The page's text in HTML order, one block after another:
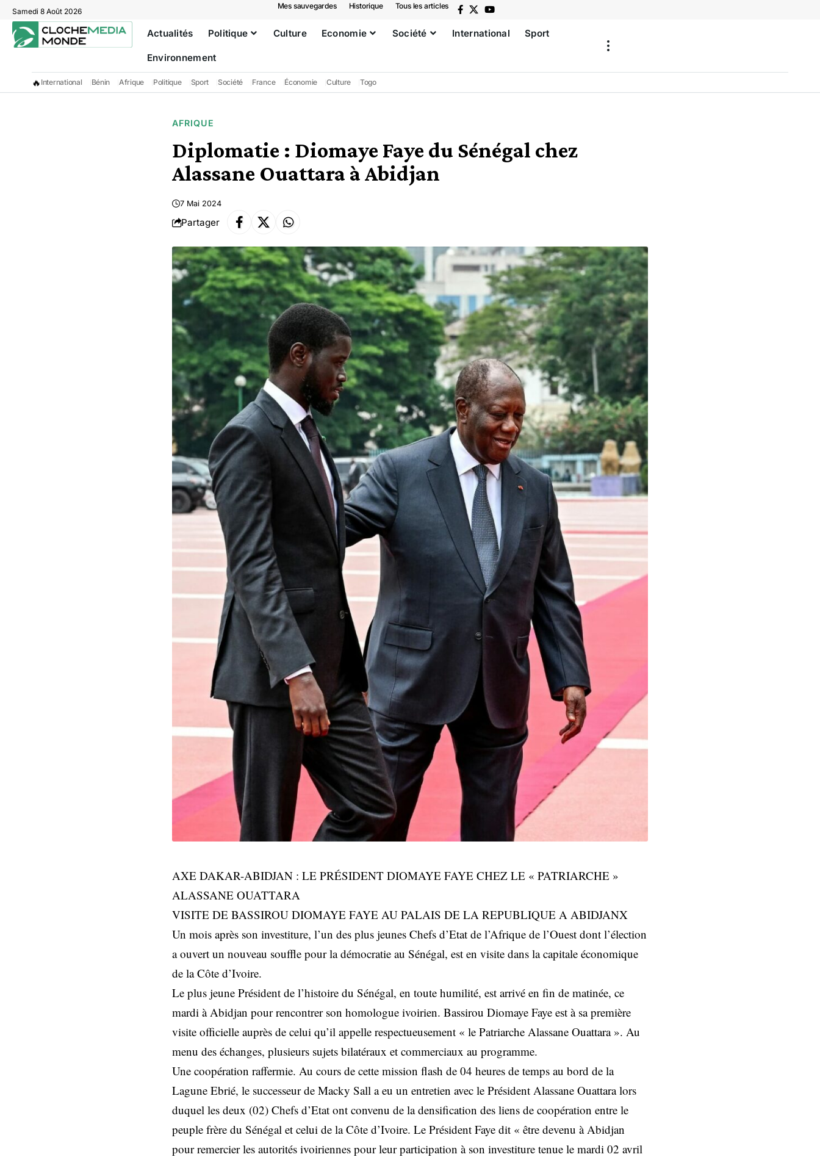
Samedi 8 Août 2026
Mes sauvegardes Historique Tous les articles
Actualités Politique Culture Economie Société International Sport
Environnement
🔥 International Bénin Afrique Politique Sport Société France Économie Culture Togo
AFRIQUE
Diplomatie : Diomaye Faye du Sénégal chez
Alassane Ouattara à Abidjan
7 Mai 2024
Partager
AXE DAKAR-ABIDJAN : LE PRÉSIDENT DIOMAYE FAYE CHEZ LE « PATRIARCHE »
ALASSANE OUATTARA
VISITE DE BASSIROU DIOMAYE FAYE AU PALAIS DE LA REPUBLIQUE A ABIDJANX
Un mois après son investiture, l’un des plus jeunes Chefs d’Etat de l’Afrique de l’Ouest dont l’élection
a ouvert un nouveau souffle pour la démocratie au Sénégal, est en visite dans la capitale économique
de la Côte d’Ivoire.
Le plus jeune Président de l’histoire du Sénégal, en toute humilité, est arrivé en fin de matinée, ce
mardi à Abidjan pour rencontrer son homologue ivoirien. Bassirou Diomaye Faye est à sa première
visite officielle auprès de celui qu’il appelle respectueusement « le Patriarche Alassane Ouattara ». Au
menu des échanges, plusieurs sujets bilatéraux et commerciaux au programme.
Une coopération raffermie. Au cours de cette mission flash de 04 heures de temps au bord de la
Lagune Ebrié, le successeur de Macky Sall a eu un entretien avec le Président Alassane Ouattara lors
duquel les deux (02) Chefs d’Etat ont convenu de la densification des liens de coopération entre le
peuple frère du Sénégal et celui de la Côte d’Ivoire. Le Président Faye dit « être devenu à Abidjan
pour remercier les autorités ivoiriennes pour leur participation à son investiture tenue le mardi 02 avril